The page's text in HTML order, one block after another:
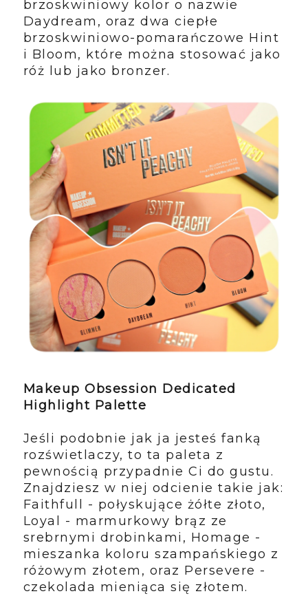
brzoskwiniowy kolor o nazwie
Daydream, oraz dwa ciepłe
brzoskwiniowo-pomarańczowe Hint
i Bloom, które można stosować jako
róż lub jako bronzer.
Makeup Obsession Dedicated
Highlight Palette
Jeśli podobnie jak ja jesteś fanką
rozświetlaczy, to ta paleta z
pewnością przypadnie Ci do gustu.
Znajdziesz w niej odcienie takie jak:
Faithfull - połyskujące żółte złoto,
Loyal - marmurkowy brąz ze
srebrnymi drobinkami, Homage -
mieszanka koloru szampańskiego z
różowym złotem, oraz Persevere -
czekolada mieniąca się złotem.